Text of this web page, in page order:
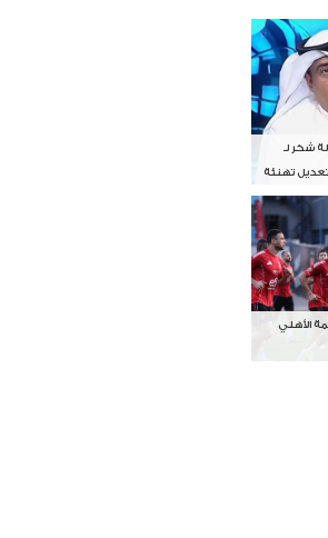
شكر لـ
تهنئة
الأهلي